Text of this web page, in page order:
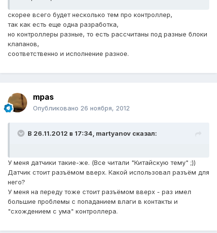
скорее всего будет несколько тем про контроллер,
так как есть еще одна разработка,
но контроллеры разные, то есть рассчитаны под разные блоки
клапанов,
соответственно и исполнение разное.
mpas
Опубликовано 26 ноября, 2012
В 26.11.2012 в 17:34, martyanov сказал:
У меня датчики такие-же. (Все читали "Китайскую тему" ;))
Датчик стоит разъёмом вверх. Какой использовал разъём для
него?
У меня на переду тоже стоит разъёмом вверх - раз имел
большие проблемы с попаданием влаги в контакты и
"схождением с ума" контроллера.